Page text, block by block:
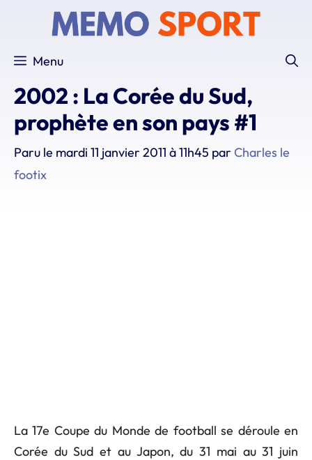
Menu
2002 : La Corée du Sud,
prophète en son pays #1
Paru le mardi 11 janvier 2011 à 11h45 par Charles le
footix
La 17e Coupe du Monde de football se déroule en
Corée du Sud et au Japon, du 31 mai au 31 juin